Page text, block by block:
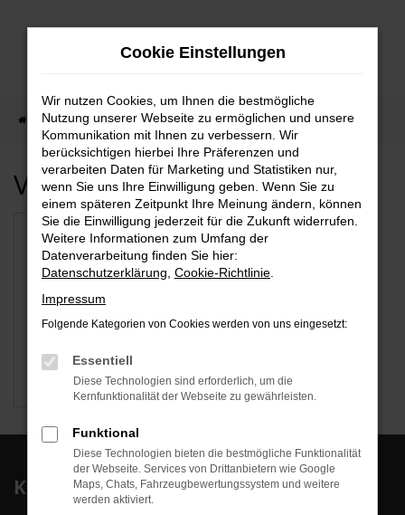
Zum
Startseite Krefeld
Verfügbare Marken
Tesla
Kontakt
Cookie Einstellungen
Wir nutzen Cookies, um Ihnen die bestmögliche
Nutzung unserer Webseite zu ermöglichen und unsere
Kommunikation mit Ihnen zu verbessern. Wir
berücksichtigen hierbei Ihre Präferenzen und
verarbeiten Daten für Marketing und Statistiken nur,
wenn Sie uns Ihre Einwilligung geben. Wenn Sie zu
einem späteren Zeitpunkt Ihre Meinung ändern, können
Sie die Einwilligung jederzeit für die Zukunft widerrufen.
Weitere Informationen zum Umfang der
Datenverarbeitung finden Sie hier:
Datenschutzerklärung Cookie-Richtlinie
Impressum
Folgende Kategorien von Cookies werden von uns eingesetzt:
Essentiell
Diese Technologien sind erforderlich, um die
Kernfunktionalität der Webseite zu gewährleisten.
Funktional
Diese Technologien bieten die bestmögliche Funktionalität
der Webseite. Services von Drittanbietern wie Google
Maps, Chats, Fahrzeugbewertungssystem und weitere
werden aktiviert.